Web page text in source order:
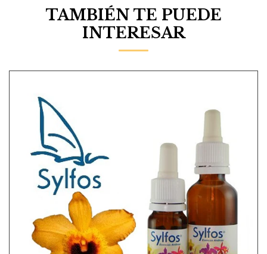
TAMBIÉN TE PUEDE
INTERESAR